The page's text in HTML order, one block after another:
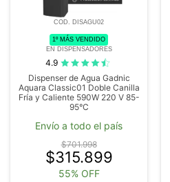
COD. DISAGU02
1º MÁS VENDIDO
EN DISPENSADORES
4.9
Dispenser de Agua Gadnic
Aquara Classic01 Doble Canilla
Fría y Caliente 590W 220 V 85-
95°C
Envío a todo el país
$701.998
$315.899
55% OFF